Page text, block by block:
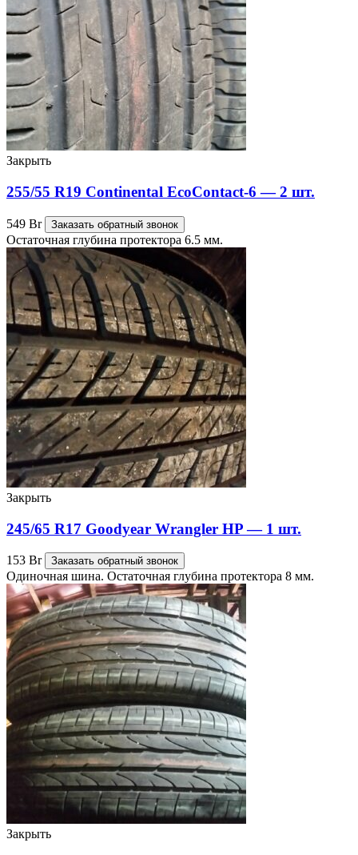
Закрыть
255/55 R19 Continental EcoContact-6 — 2 шт.
549 Br Заказать обратный звонок
Остаточная глубина протектора 6.5 мм.
Закрыть
245/65 R17 Goodyear Wrangler HP — 1 шт.
153 Br Заказать обратный звонок
Одиночная шина. Остаточная глубина протектора 8 мм.
Закрыть